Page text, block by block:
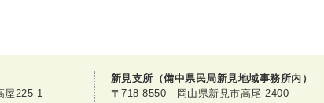
屋225-1
新見支所（備中県民局新見地域事務所内）
〒718-8550 岡山県新見市高尾 2400